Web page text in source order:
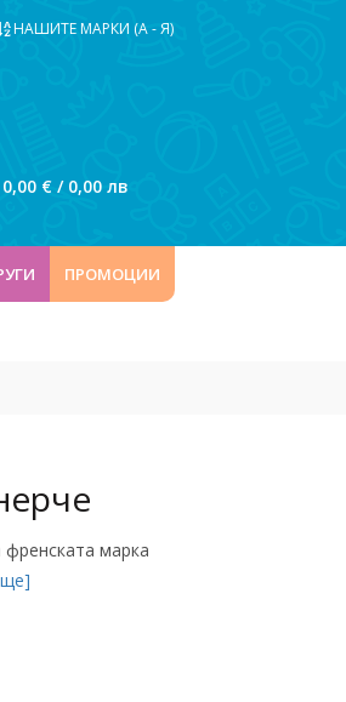
НАШИТЕ МАРКИ (А - Я)
0,00 € / 0,00 лв
ПРОМОЦИИ
марка